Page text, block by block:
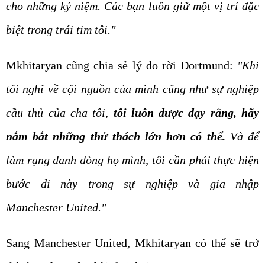
cho những kỷ niệm. Các bạn luôn giữ một vị trí đặc
biệt trong trái tim tôi."
Mkhitaryan cũng chia sẻ lý do rời Dortmund: "Khi
tôi nghĩ về cội nguồn của mình cũng như sự nghiệp
cầu thủ của cha tôi, tôi luôn được dạy rằng, hãy
nắm bắt những thử thách lớn hơn có thể. Và để
làm rạng danh dòng họ mình, tôi cần phải thực hiện
bước đi này trong sự nghiệp và gia nhập
Manchester United."
Sang Manchester United, Mkhitaryan có thể sẽ trở